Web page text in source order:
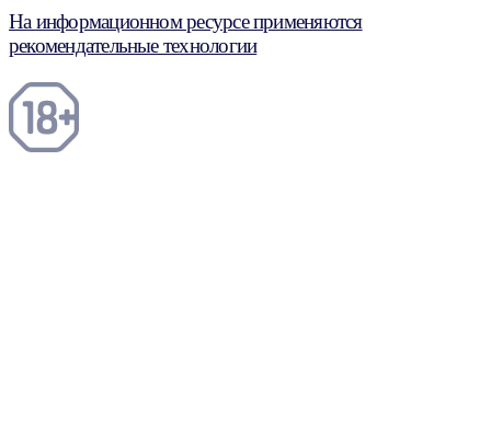
На информационном ресурсе применяются
рекомендательные технологии